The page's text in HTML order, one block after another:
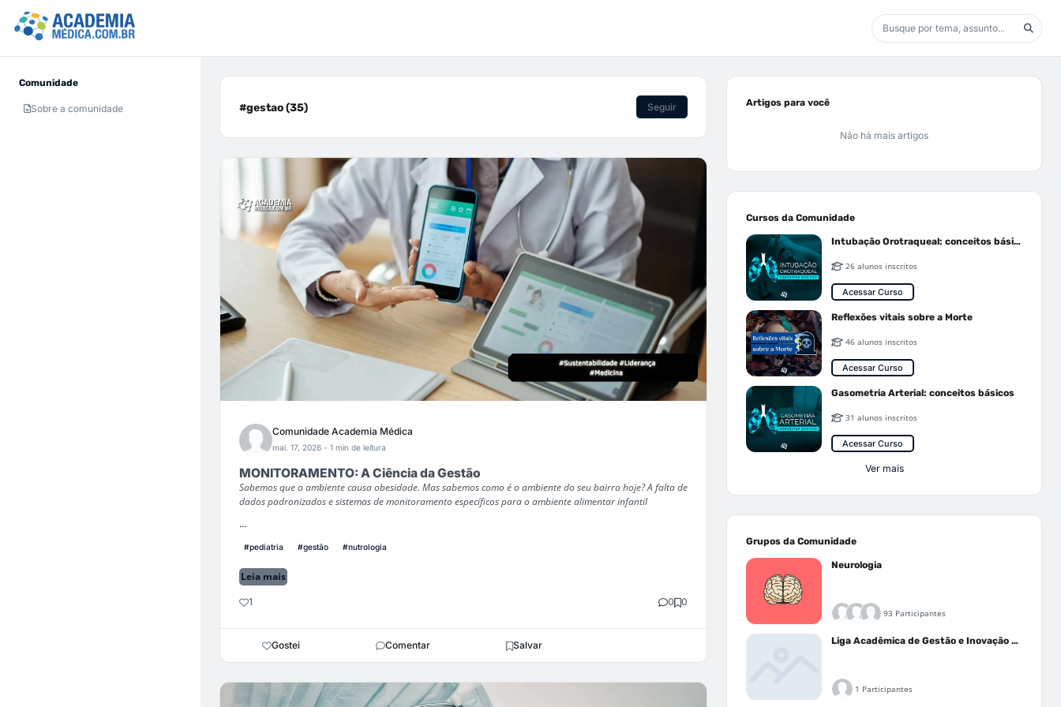
Comunidade
Sobre a comunidade #gestao (35) Seguir
Comunidade Academia Médica
mai. 17, 2026 - 1 min de leitura
MONITORAMENTO: A Ciência da Gestão
Sabemos que o ambiente causa obesidade. Mas sabemos como é o ambiente do seu bairro hoje? A falta de
dados padronizados e sistemas de monitoramento específicos para o ambiente alimentar infantil
...
#pediatria #gestão #nutrologia
Leia mais
1 0 0
Gostei Comentar Salvar
Artigos para você
Não há mais artigos
Cursos da Comunidade
Intubação Orotraqueal: conceitos básicos
26 alunos inscritos
Acessar Curso
Reflexões vitais sobre a Morte
46 alunos inscritos
Acessar Curso
Gasometria Arterial: conceitos básicos
31 alunos inscritos
Acessar Curso
Ver mais
Grupos da Comunidade
Neurologia
93 Participantes
Liga Acadêmica de Gestão e Inovação Médica - LAGIM
1 Participantes